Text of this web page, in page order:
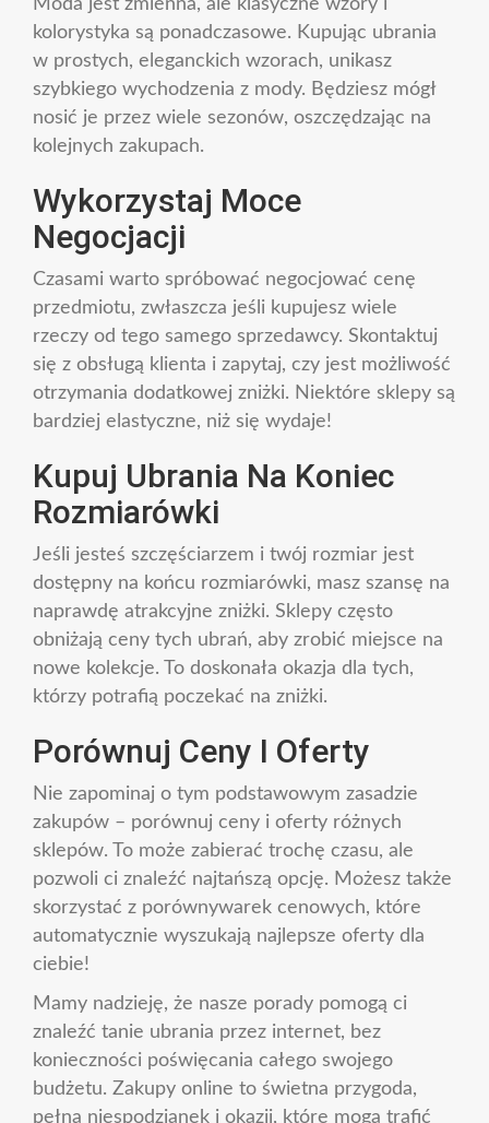
Moda jest zmienna, ale klasyczne wzory i
kolorystyka są ponadczasowe. Kupując ubrania
w prostych, eleganckich wzorach, unikasz
szybkiego wychodzenia z mody. Będziesz mógł
nosić je przez wiele sezonów, oszczędzając na
kolejnych zakupach.
Wykorzystaj Moce
Negocjacji
Czasami warto spróbować negocjować cenę
przedmiotu, zwłaszcza jeśli kupujesz wiele
rzeczy od tego samego sprzedawcy. Skontaktuj
się z obsługą klienta i zapytaj, czy jest możliwość
otrzymania dodatkowej zniżki. Niektóre sklepy są
bardziej elastyczne, niż się wydaje!
Kupuj Ubrania Na Koniec
Rozmiarówki
Jeśli jesteś szczęściarzem i twój rozmiar jest
dostępny na końcu rozmiarówki, masz szansę na
naprawdę atrakcyjne zniżki. Sklepy często
obniżają ceny tych ubrań, aby zrobić miejsce na
nowe kolekcje. To doskonała okazja dla tych,
którzy potrafią poczekać na zniżki.
Porównuj Ceny I Oferty
Nie zapominaj o tym podstawowym zasadzie
zakupów – porównuj ceny i oferty różnych
sklepów. To może zabierać trochę czasu, ale
pozwoli ci znaleźć najtańszą opcję. Możesz także
skorzystać z porównywarek cenowych, które
automatycznie wyszukają najlepsze oferty dla
ciebie!
Mamy nadzieję, że nasze porady pomogą ci
znaleźć tanie ubrania przez internet, bez
konieczności poświęcania całego swojego
budżetu. Zakupy online to świetna przygoda,
pełna niespodzianek i okazji, które mogą trafić